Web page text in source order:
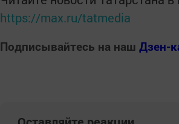
https://max.ru/tatmedia
Подписывайтесь на наш Дзен-